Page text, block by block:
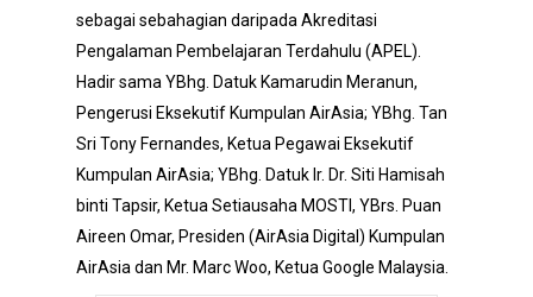
sebagai sebahagian daripada Akreditasi
Pengalaman Pembelajaran Terdahulu (APEL).
Hadir sama YBhg. Datuk Kamarudin Meranun,
Pengerusi Eksekutif Kumpulan AirAsia; YBhg. Tan
Sri Tony Fernandes, Ketua Pegawai Eksekutif
Kumpulan AirAsia; YBhg. Datuk Ir. Dr. Siti Hamisah
binti Tapsir, Ketua Setiausaha MOSTI, YBrs. Puan
Aireen Omar, Presiden (AirAsia Digital) Kumpulan
AirAsia dan Mr. Marc Woo, Ketua Google Malaysia.